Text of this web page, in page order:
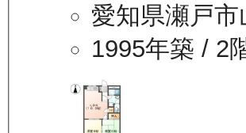
愛知県瀬戸市
1995年築 / 2